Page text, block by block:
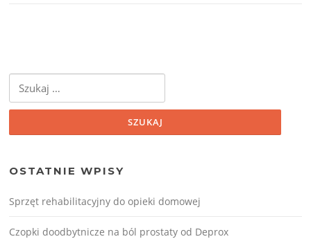
OSTATNIE WPISY
Sprzęt rehabilitacyjny do opieki domowej
Czopki doodbytnicze na ból prostaty od Deprox